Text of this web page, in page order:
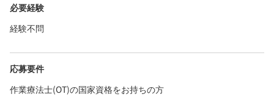
必要経験
経験不問
応募要件
作業療法士(OT)の国家資格をお持ちの方